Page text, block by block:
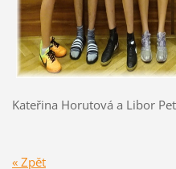
Kateřina Horutová a Libor
« Zpět